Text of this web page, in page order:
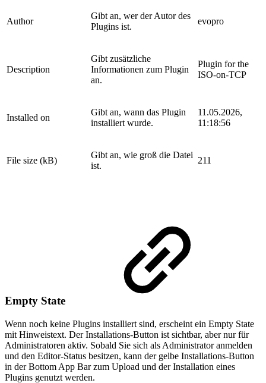
Author
Gibt an, wer der Autor des
Plugins ist.
evopro
Description
Gibt zusätzliche
Informationen zum Plugin
an.
Plugin for the
ISO-on-TCP
Installed on
Gibt an, wann das Plugin
installiert wurde.
11.05.2026,
11:18:56
File size (kB)
Gibt an, wie groß die Datei
ist.
211
Empty State
Wenn noch keine Plugins installiert sind, erscheint ein Empty State
mit Hinweistext. Der Installations-Button ist sichtbar, aber nur für
Administratoren aktiv. Sobald Sie sich als Administrator anmelden
und den Editor-Status besitzen, kann der gelbe Installations-Button
in der Bottom App Bar zum Upload und der Installation eines
Plugins genutzt werden.